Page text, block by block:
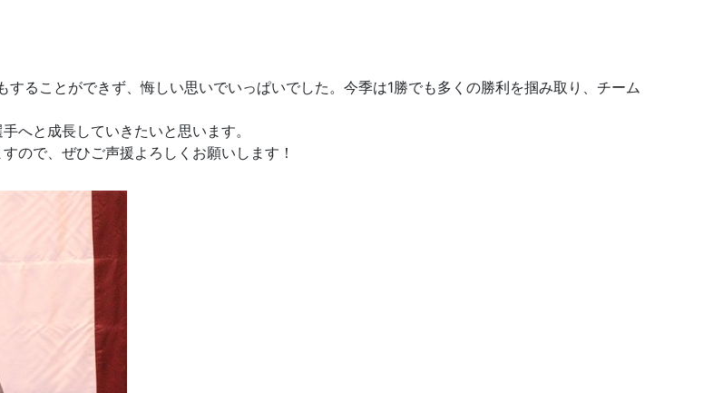
ることができず、悔しい思いでいっぱいでした。今季は1勝でも多くの勝利を掴み取り、チーム
へと成長していきたいと思います。
ので、ぜひご声援よろしくお願いします！